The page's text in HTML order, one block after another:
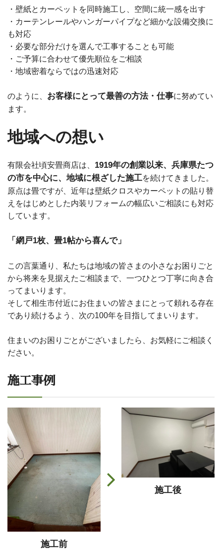
・壁紙とカーペットを同時施工し、空間に統一感を出す
・カーテンレールやハンガーパイプなど細かな設備交換に
も対応
・必要な部分だけを選んで工事することも可能
・ご予算に合わせて優先順位をご相談
・地域密着ならではの迅速対応
のように、 お客様にとって最善の方法・仕事に努めてい
ます。
地域への想い
有限会社頃安畳商店は、 1919年の創業以来、兵庫県たつ
の市を中心に、地域に根ざした施工を続けてきました。
原点は畳ですが、近年は壁紙クロスやカーペットの貼り替
えをはじめとした内装リフォームの幅広いご相談にも対応
しています。
「網戸1枚、畳1帖から喜んで」
この言葉通り、私たちは地域の皆さまの小さなお困りごと
から将来を見据えたご相談まで、一つひとつ丁寧に向き合
ってまいります。
そして相生市付近にお住まいの皆さまにとって頼れる存在
であり続けるよう、次の100年を目指してまいります。
住まいのお困りごとがございましたら、お気軽にご相談く
ださい。
施工事例
施工前
施工後